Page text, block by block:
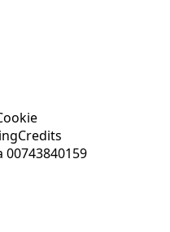
Credits
00743840159